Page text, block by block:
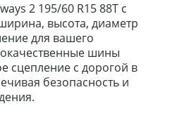
2 195/60 R15 88T с
высота, диаметр
для вашего
шины
сцепление с дорогой в
безопасность и